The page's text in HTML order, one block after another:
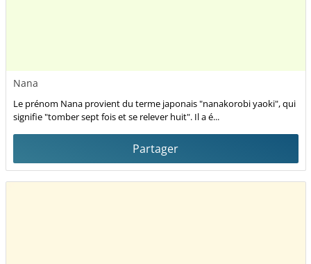
Nana
Le prénom Nana provient du terme japonais "nanakorobi yaoki", qui
signifie "tomber sept fois et se relever huit". Il a é...
Partager